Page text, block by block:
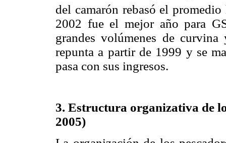
del camarón rebasó el
2002 fue el mejor año para
grandes volúmenes de
repunta a partir de 1999 y se
pasa con sus ingresos.
3. Estructura organizativa de
2005)